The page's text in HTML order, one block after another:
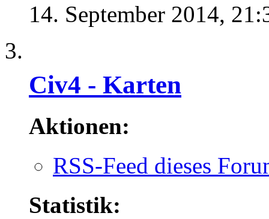
14. September 2014,
Civ4 - Karten
Aktionen:
RSS-Feed dieses
Statistik: